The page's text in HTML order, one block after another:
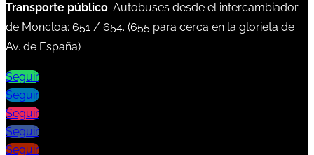
Transporte público: Autobuses desde el intercambiador
de Moncloa: 651 / 654. (655 para cerca en la glorieta de
Av. de España)
Seguir
Seguir
Seguir
Seguir
Seguir